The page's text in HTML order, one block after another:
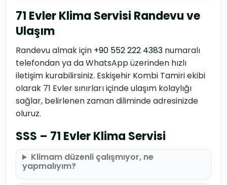
71 Evler Klima Servisi Randevu ve
Ulaşım
Randevu almak için +90 552 222 4383 numaralı
telefondan ya da WhatsApp üzerinden hızlı
iletişim kurabilirsiniz. Eskişehir Kombi Tamiri ekibi
olarak 71 Evler sınırları içinde ulaşım kolaylığı
sağlar, belirlenen zaman diliminde adresinizde
oluruz.
SSS – 71 Evler Klima Servisi
Klimam düzenli çalışmıyor, ne
yapmalıyım?